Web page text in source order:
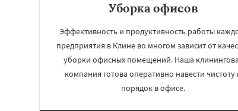
Уборка офисов
Эффективность и продуктивность работы
предприятия в Клине во многом зависит от
уборки офисных помещений. Наша
компания готова оперативно навести чистоту
порядок в офисе.